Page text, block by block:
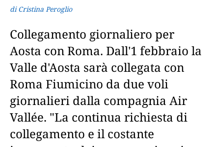
di Cristina Peroglio
Collegamento giornaliero per
Aosta con Roma. Dall'1 febbraio la
Valle d'Aosta sarà collegata con
Roma Fiumicino da due voli
giornalieri dalla compagnia Air
Vallée. "La continua richiesta di
collegamento e il costante